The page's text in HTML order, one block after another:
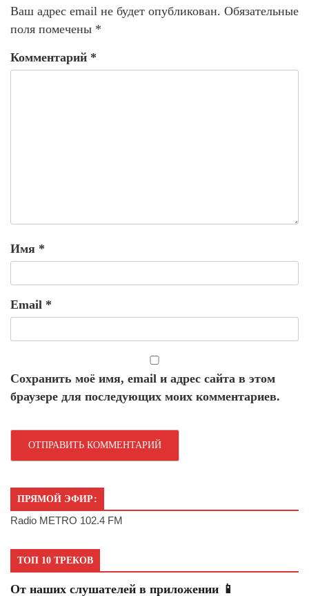
Ваш адрес email не будет опубликован. Обязательные
поля помечены *
Комментарий *
Имя *
Email *
Сохранить моё имя, email и адрес сайта в этом
браузере для последующих моих комментариев.
ПРЯМОЙ ЭФИР:
Radio METRO 102.4 FM
ТОП 10 ТРЕКОВ
От наших слушателей в приложении 📱